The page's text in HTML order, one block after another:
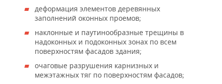
деформация элементов деревянных
заполнений оконных проемов;
наклонные и паутинообразные трещины в
надоконных и подоконных зонах по всем
поверхностям фасадов здания;
очаговые разрушения карнизных и
межэтажных тяг по поверхностям фасадов;